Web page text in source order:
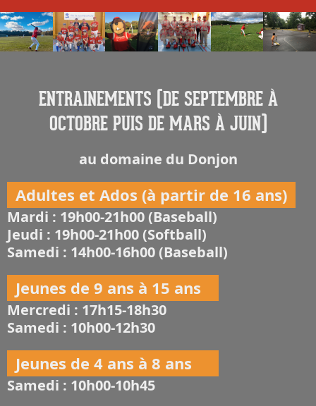
ENTRAINEMENTS (DE SEPTEMBRE À
OCTOBRE PUIS DE MARS À JUIN)
au domaine du Donjon
Adultes et Ados (à partir de 16 ans)
Mardi : 19h00-21h00 (Baseball)
Jeudi : 19h00-21h00 (Softball)
Samedi : 14h00-16h00 (Baseball)
Jeunes de 9 ans à 15 ans
Mercredi : 17h15-18h30
Samedi : 10h00-12h30
Jeunes de 4 ans à 8 ans
Samedi : 10h00-10h45